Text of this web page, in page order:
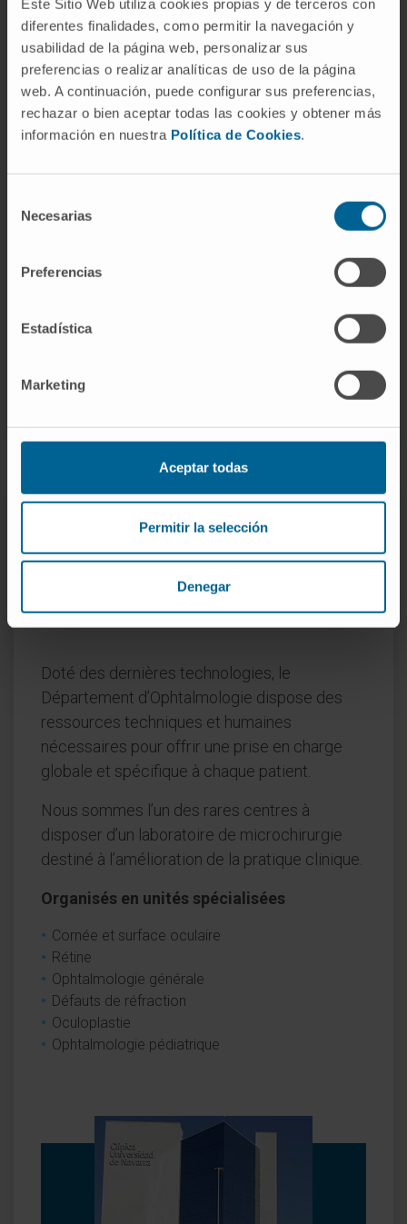
Este Sitio Web utiliza cookies propias y de terceros con
diferentes finalidades, como permitir la navegación y
usabilidad de la página web, personalizar sus
preferencias o realizar analíticas de uso de la página
web. A continuación, puede configurar sus preferencias,
rechazar o bien aceptar todas las cookies y obtener más
información en nuestra Política de Cookies.
Necesarias
Preferencias
Estadística
Marketing
Aceptar todas
Permitir la selección
Denegar
Les complications telles que le décollement
de rétine, le glaucome et les hémorragies
intraoculaires nécessitent généralement un
traitement chirurgical pour être résolues.
prolifération de nouveaux vaisseaux dans la
rétine, le traitement consiste en l'application
traitement au laser connu sous le nom
années, de nouvelles modalités d'application
plus sûres et plus efficaces.
DEMANDEZ DES INFORMATIONS SUR CE TRAITEMENT
Le Département
d’Ophtalmologie
de la Clínica Universidad de
Doté des dernières technologies, le
Département d’Ophtalmologie dispose des
ressources techniques et humaines
nécessaires pour offrir une prise en charge
globale et spécifique à chaque patient.
Nous sommes l’un des rares centres à
disposer d’un laboratoire de microchirurgie
destiné à l’amélioration de la pratique clinique.
Organisés en unités spécialisées
Cornée et surface oculaire
Rétine
Ophtalmologie générale
Défauts de réfraction
Oculoplastie
Ophtalmologie pédiatrique